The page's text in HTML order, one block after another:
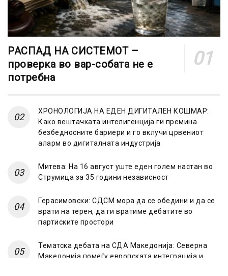
РАСПАД НА СИСТЕМОТ –
проверка во вар-собата не е
потребна
ХРОНОЛОГИЈА НА ЕДЕН ДИГИТАЛЕН КОШМАР:
Како вештачката интелигенција ги премина
безбедносните бариери и го вклучи црвениот
аларм во дигиталната индустрија
Митева: На 16 август уште еден голем настан во
Струмица за 35 години независност
Герасимовски: СДСМ мора да се обедини и да се
врати на терен, да ги вратиме дебатите во
партиските простори
Тематска дебата на СДА Македонија: Северна
Македонија помеѓу европската интеграција и